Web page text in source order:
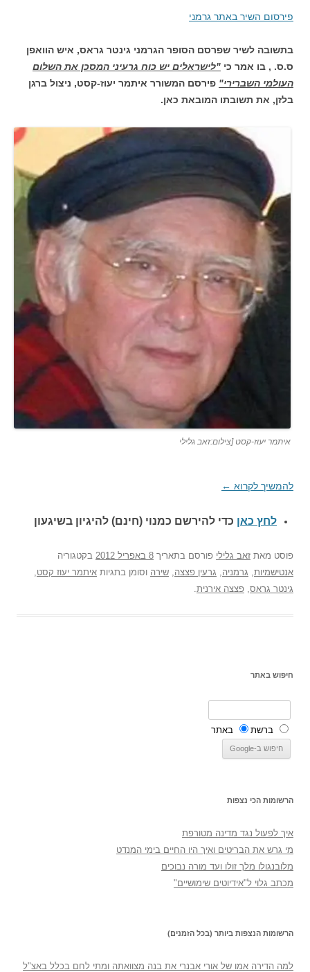
פירסום השיר באתר גרמני
בתשובה לשיר שפרסם הסופר הגרמני גינטר גראס, איש הוואפן
ס.ס. , בו אמר כי "לישראלים יש כוח גרעיני המסכן את השלום
העולמי השברירי" פירסם המשורר איתמר יעוז-קסט, ניצול ברגן
בלזן, את תשובתו המובאת כאן.
איתמר יעוז-קסט [צילום:זאב גלילי
להמשיך לקרוא ←
לחץ כאן כדי להירשם כמנוי (חינם) להיגיון בשיגעון
פוסט מאת זאב גלילי פורסם בתאריך 8 באפריל 2012
בקטגוריה
אנטישמיות גרמניה גרעין פצצה שירה וסומן בתגיות איתמר יעוז קסט
גינטר גראס פצצה אירנית
חיפוש באתר
ברשת באתר
הרשומות הכי נצפות
איך לפעול נגד מדינה מטורפת
מי גרש את הבריטים ואיך היו החיים בימי המנדט
מלובנגולו מלך זולו ועד מורה נבוכים
מכתב גלוי ל"אידיוטים שימושיים"
הרשומות הנצפות ביותר (בכל הזמנים)
למה הדירה אמו של אורי אבנרי את בנה מצוואתה ומתי לחם בכלל באצ"ל